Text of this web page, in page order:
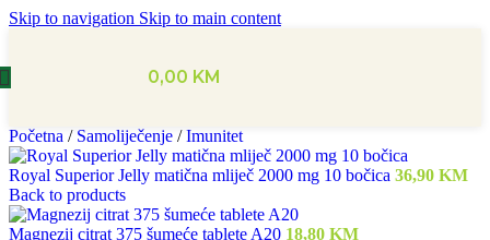
Skip to navigation Skip to main content
0,00 KM
Početna / Samoliječenje / Imunitet
Royal Superior Jelly matična mliječ 2000 mg 10 bočica 36,90 KM
Back to products
Magnezij citrat 375 šumeće tablete A20 18,80 KM